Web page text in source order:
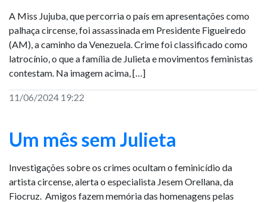
A Miss Jujuba, que percorria o país em apresentações como
palhaça circense, foi assassinada em Presidente Figueiredo
(AM), a caminho da Venezuela. Crime foi classificado como
latrocínio, o que a família de Julieta e movimentos feministas
contestam. Na imagem acima, […]
11/06/2024 19:22
Um mês sem Julieta
Investigações sobre os crimes ocultam o feminicídio da
artista circense, alerta o especialista Jesem Orellana, da
Fiocruz. Amigos fazem memória das homenagens pelas